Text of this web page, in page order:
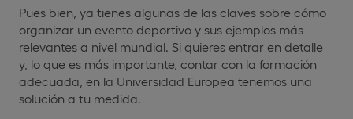
Pues bien, ya tienes algunas de las claves sobre cómo
organizar un evento deportivo y sus ejemplos más
relevantes a nivel mundial. Si quieres entrar en detalle
y, lo que es más importante, contar con la formación
adecuada, en la Universidad Europea tenemos una
solución a tu medida.